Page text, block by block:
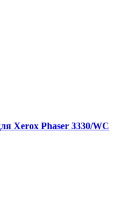
Xerox Phaser 3330/WC